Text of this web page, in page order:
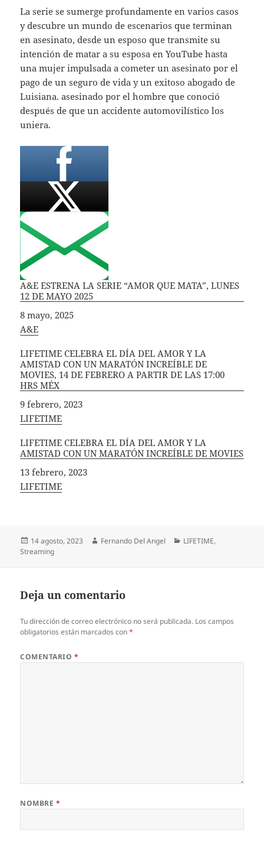
La serie se sumerge profundamente en varios casos
y descubre un mundo de escenarios que terminan
en asesinato, desde un esposo que transmite su
intención de matar a su esposa en YouTube hasta
una mujer impulsada a cometer un asesinato por el
pago de un seguro de vida y un exitoso abogado de
Luisiana. asesinado por el hombre que conoció
después de que un accidente automovilístico los
uniera.
A&E ESTRENA LA SERIE “AMOR QUE MATA”, LUNES
12 DE MAYO 2025
Fecha
8 mayo, 2025
In relation to
A&E
LIFETIME CELEBRA EL DÍA DEL AMOR Y LA
AMISTAD CON UN MARATÓN INCREÍBLE DE
MOVIES, 14 DE FEBRERO A PARTIR DE LAS 17:00
HRS MÉX
Fecha
9 febrero, 2023
In relation to
LIFETIME
LIFETIME CELEBRA EL DÍA DEL AMOR Y LA
AMISTAD CON UN MARATÓN INCREÍBLE DE MOVIES
Fecha
13 febrero, 2023
In relation to
LIFETIME
Publicado
el
14 agosto, 2023 Autor
Fernando Del Angel Categorías
LIFETIME,
Streaming
Deja un comentario
Tu dirección de correo electrónico no será publicada. Los campos
obligatorios están marcados con*
COMENTARIO *
NOMBRE *